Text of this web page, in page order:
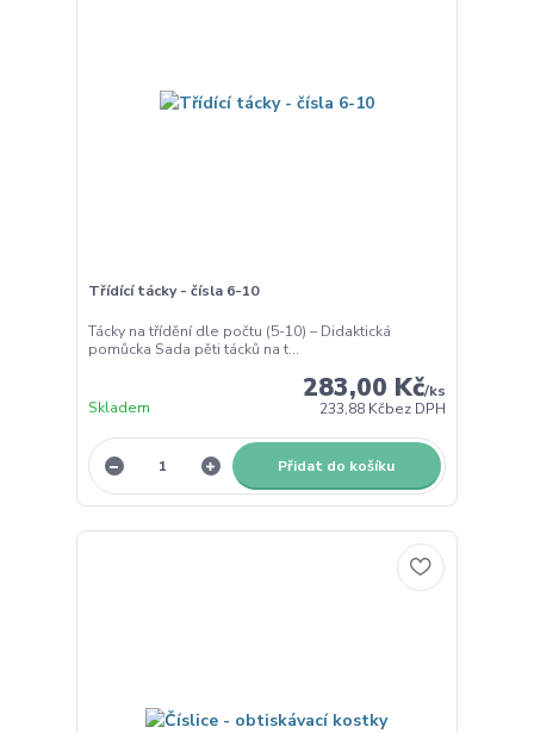
Třídící tácky - čísla 6-10
Tácky na třídění dle počtu (5-10) – Didaktická
pomůcka Sada pěti tácků na t...
283,00 Kč/ks
233,88 Kčbez DPH
Skladem
Přidat do košíku